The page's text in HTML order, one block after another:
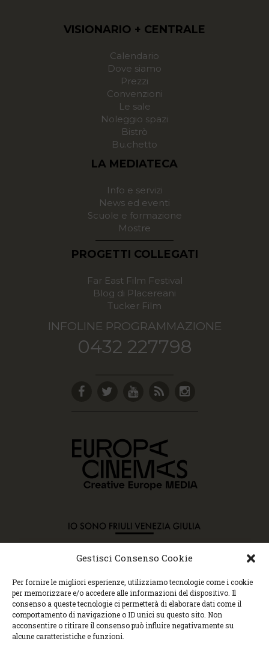
Gestisci Consenso Cookie
Per fornire le migliori esperienze, utilizziamo tecnologie come i cookie
per memorizzare e/o accedere alle informazioni del dispositivo. Il
consenso a queste tecnologie ci permetterà di elaborare dati come il
comportamento di navigazione o ID unici su questo sito. Non
acconsentire o ritirare il consenso può influire negativamente su
alcune caratteristiche e funzioni.
VISIONARIO + CENTRALE
Calendario
Dove siamo
Prezzi
Convenzioni
Le sale
Noleggio spazi
Bistrò
Bu.chetto
LA MEDIATECA
Info e servizi
News ed eventi
Scuole e formazione
Mostre
PROGETTI COLLEGATI
Far East Film Festival
Blog di Placereani
Tucker Film
INFOLINE PROGRAMMAZIONE
0432 227798
Copyright © 2015 Cec, Tutti i diritti riservati. Nessun
contenuto può essere copiato o manipolato. Accedendo al
sito approvi la Policy sulla privacy e la Policy sui
contenuti.
Centro espressioni cinematografiche, via Villalta, 24 |
33100 Udine | tel. 0432 299545 | P.Iva 01295290306 |
cec@cecudine.org